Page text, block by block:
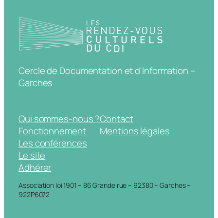
Cercle de Documentation et d'Information –
Garches
Qui sommes-nous ?
Fonctionnement
Les conférences
Le site
Adhérer
Contact
Mentions légales
Association loi 1901 – 86 Grande rue – 92380 – Garches –
922P6072